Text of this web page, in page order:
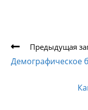
Еще
статьи
Предыдущая
Демографическое